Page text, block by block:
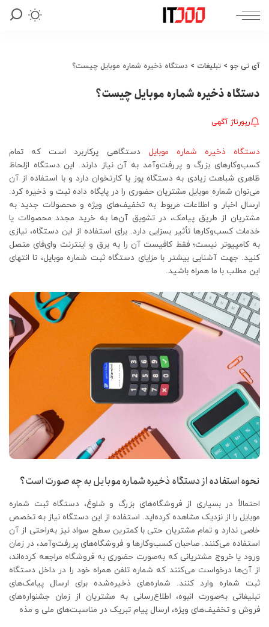
آی تی جو > تبلیغات > دستگاه ذخیره شماره موبایل چیست؟
دستگاه ذخیره شماره موبایل چیست؟
رپورتاژ آگهی
دستگاه ذخیره شماره موبایل دستگاهی پرکاربرد است که تمام
کسب‌وکارهای بزرگ و پررفت‌وآمد به آن نیاز دارند. این دستگاه ازلحاظ
ظاهری شباهت زیادی به دستگاه پوز یا کارتخوان دارد و با استفاده از آن
می‌توان شماره موبایل مشتریان حضوری را در پایگاه داده ثبت و ذخیره کرد.
ارسال اخبار و اطلاعات مربوط به تخفیف‌های ویژه و محصولات جدید به
مشتریان از طریق پیامک، در تشویق آن‌ها به خرید مجدد محصولات یا
خدمات کسب‌و‌کارها تأثیر بسزایی دارد. برای استفاده از این دستگاه، نیازی
به کامپیوتر نیست؛ فقط کافیست آن را به برق و اینترنت وای‌فای متصل
کنید. جهت آشنایی بیشتر با مزایای دستگاه ثبت شماره موبایل، تا انتهای
این مطلب با ما همراه باشید.
نحوه استفاده از دستگاه ذخیره شماره موبایل به چه صورت است؟
احتمالاً در بسیاری از فروشگاه‌های بزرگ و شلوغ، دستگاه ثبت شماره
موبایل را از نزدیک مشاهده کرده‌اید. استفاده از این دستگاه نیاز به تخصص
خاصی ندارد و تمام مشتریان حتی با کمترین سطح سواد نیز به‌راحتی از آن
استفاده می‌کنند. صاحبان کسب‌و‌کارها و فروشگاه‌های پررفت‌وآمد، در زمان
ورود یا خروج مشتریانی که به‌صورت حضوری به فروشگاه‌ مراجعه کرده‌اند،
از آن‌ها درخواست می‌کنند که شماره تلفن همراه خود را در داخل دستگاه
ثبت شماره وارد کنند. شماره‌های ذخیره‌شده برای ارسال پیامک‌های
تبلیغاتی‌ به‌صورت انبوه، اطلاع‌رسانی به مشتریان از زمان جشنواره‌های
فروش و تخفیف‌های ویژه، ارسال پیام تبریک در مناسبت‌های ملی و مذه